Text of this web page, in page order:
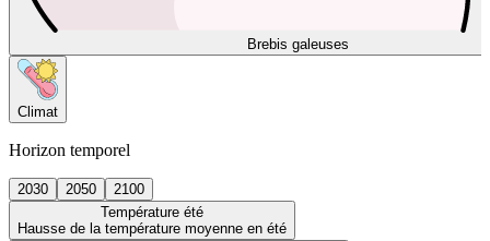
Brebis galeuses
Climat
Horizon temporel
2030 2050
2100
Température été
Hausse de la température moyenne en été